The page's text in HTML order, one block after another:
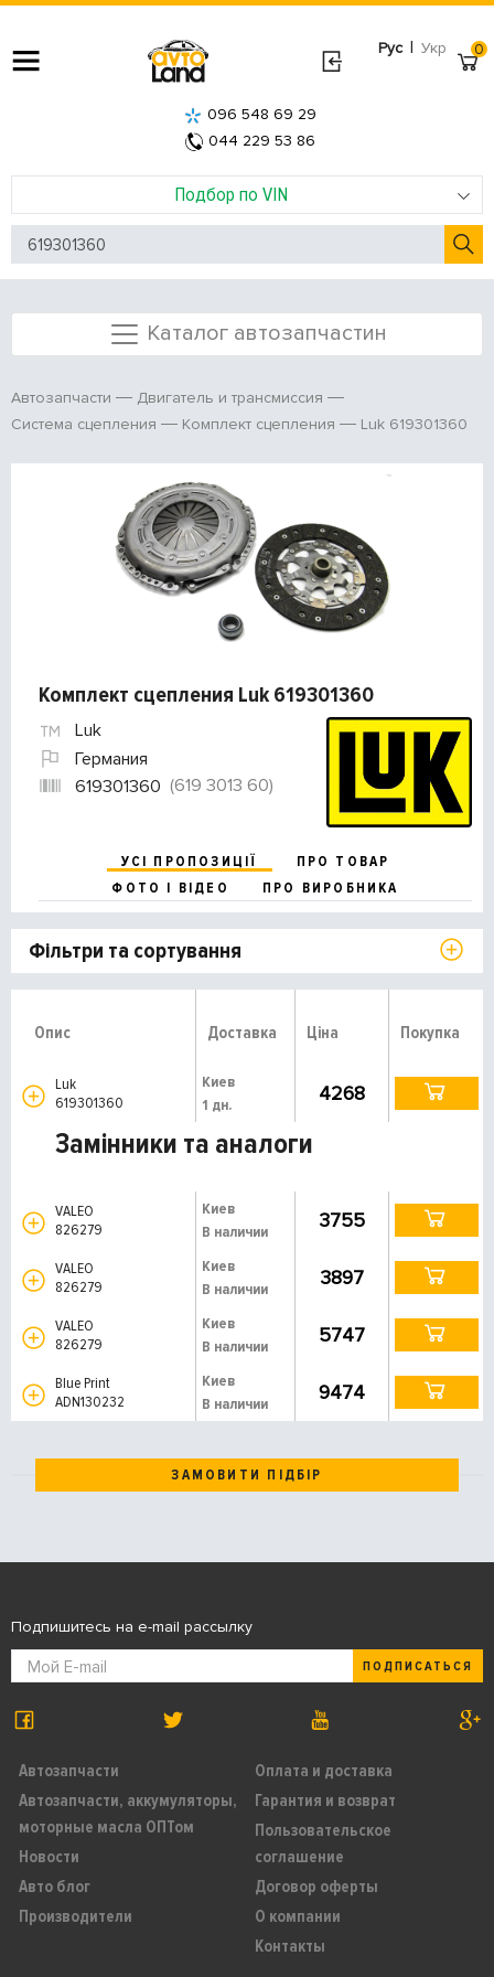
Рус | Укр
Подбор по VIN
096 548 69 29
044 229 53 86
0
Каталог автозапчастин
Автозапчасти
Двигатель и трансмиссия
Система сцепления
Комплект сцепления Luk 619301360
Комплект сцепления Luk 619301360
Luk
Германия
619301360 (619 3013 60)
УСІ ПРОПОЗИЦІЇ
ПРО ТОВАР
ФОТО І ВІДЕО
ПРО ВИРОБНИКА
Фільтри та сортування
Опис Доставка Ціна Покупка
Luk
619301360
Киев
1 дн.
4268
Замінники та аналоги
VALEO
826279
Киев
В наличии
3755
VALEO
826279
Киев
В наличии
3897
VALEO
826279
Киев
В наличии
5747
Blue Print
ADN130232
Киев
В наличии
9474
ЗАМОВИТИ ПІДБІР
Автозапчасти
Автозапчасти, аккумуляторы,
моторные масла ОПТом
Новости
Авто блог
Производители
Оплата и доставка
Гарантия и возврат
Пользовательское
соглашение
Договор оферты
О компании
Контакты
Подпишитесь на e-mail рассылку
ПОДПИСАТЬСЯ